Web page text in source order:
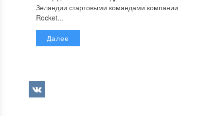
Зеландии стартовыми командами компании
Rocket...
Далее